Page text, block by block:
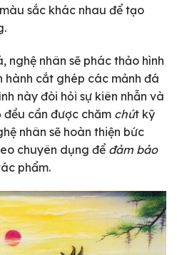
sắc khác nhau để tạo
nghệ nhân sẽ phác thảo hình
hành cắt ghép các mảnh đá
này đòi hỏi sự kiên nhẫn và
đều cần được chăm chút kỹ
nhân sẽ hoàn thiện bức
chuyên dụng để đảm bảo
phẩm.